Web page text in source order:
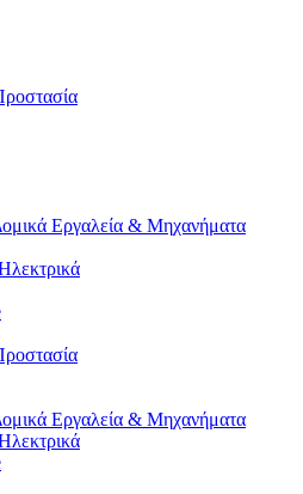
Εργαλεία & Μηχανήματα
Εργαλεία & Μηχανήματα